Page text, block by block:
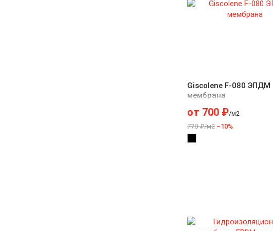
Giscolene F-080 ЭПДМ
мембрана
от 700₽/м2
778 ₽/м2 –10%